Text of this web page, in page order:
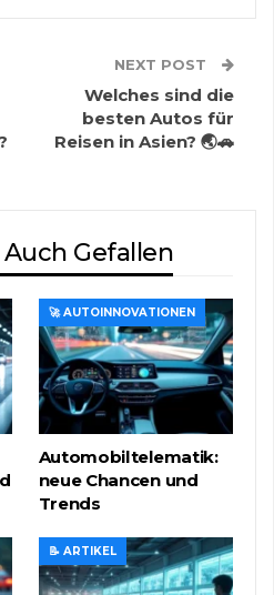
NEXT POST
Welches sind die
besten Autos für
Reisen in Asien? 🌏🚗
Gefallen
🚀 AUTOINNOVATIONEN
Automobiltelematik:
neue Chancen und
Trends
📝 ARTIKEL